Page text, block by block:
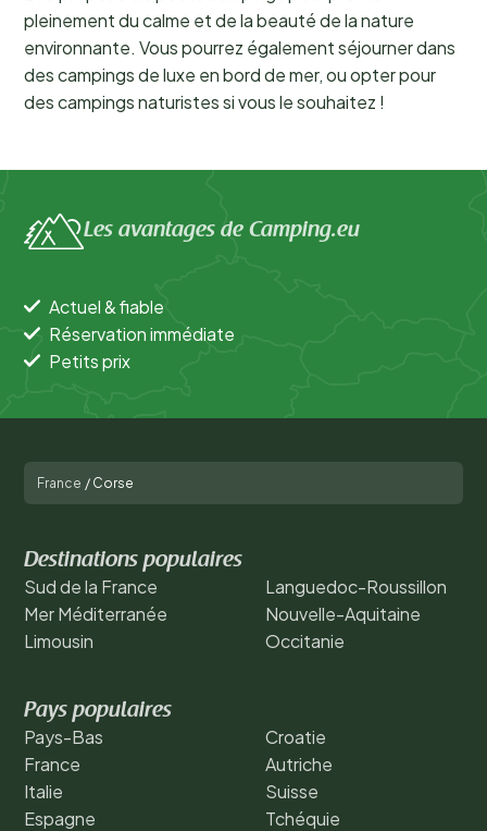
pleinement du calme et de la beauté de la nature
environnante. Vous pourrez également séjourner dans
des campings de luxe en bord de mer, ou opter pour
des campings naturistes si vous le souhaitez !
Les avantages de Camping.eu
Actuel & fiable
Réservation immédiate
Petits prix
France / Corse
Destinations populaires
Sud de la France
Mer Méditerranée
Limousin
Languedoc-Roussillon
Nouvelle-Aquitaine
Occitanie
Pays populaires
Pays-Bas
France
Italie
Espagne
Croatie
Autriche
Suisse
Tchéquie